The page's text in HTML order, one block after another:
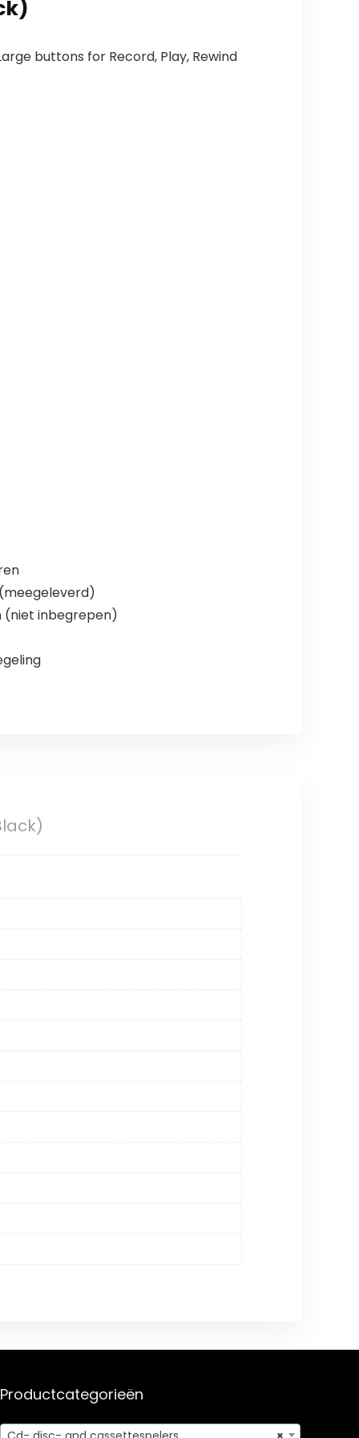
buttons for Record, Play, Rewind
(niet inbegrepen)
Productcategorieën